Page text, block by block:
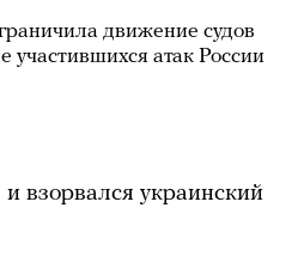
движение судов
атак России
взорвался украинский